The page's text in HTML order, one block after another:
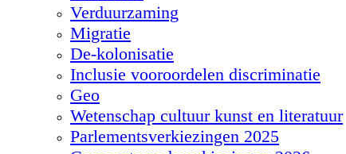
Verduurzaming
Migratie
De-kolonisatie
Inclusie vooroordelen discriminatie
Geo
Wetenschap cultuur kunst en literatuur
Parlementsverkiezingen 2025